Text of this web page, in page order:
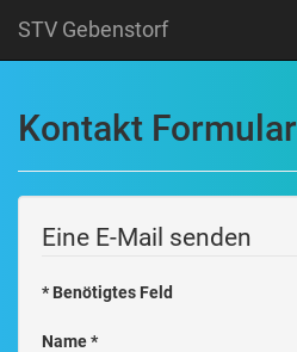
STV Gebenstorf
Kontakt Formular
Eine E-Mail senden
* Benötigtes Feld
Name*